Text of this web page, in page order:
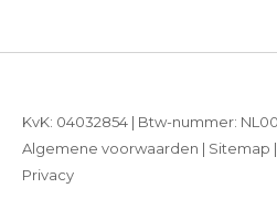
KvK: 04032854 | Btw-nummer:
Algemene voorwaarden | Sitemap |
Privacy